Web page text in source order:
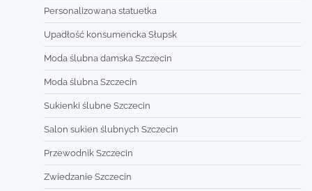
Personalizowana statuetka
Upadłość konsumencka Słupsk
Moda ślubna damska Szczecin
Moda ślubna Szczecin
Sukienki ślubne Szczecin
Salon sukien ślubnych Szczecin
Przewodnik Szczecin
Zwiedzanie Szczecin